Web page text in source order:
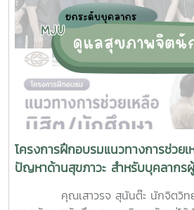
โครงการฝึกอบรมแนวทางการช่ว
ปัญหาด้านสุขภาวะ สำหรับบุคลากร
คุณเสาวรจ สุนันต๊ะ นักจิตวิทยา